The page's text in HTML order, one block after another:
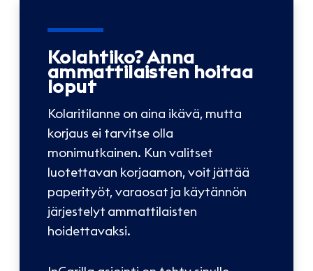
Kolahtiko? Anna
ammattilaisten hoitaa
loput
Kolaritilanne on aina ikävä, mutta
korjaus ei tarvitse olla
monimutkainen. Kun valitset
luotettavan korjaamon, voit jättää
paperityöt, varaosat ja käytännön
järjestelyt ammattilaisten
hoidettavaksi.